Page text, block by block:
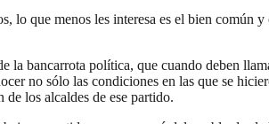
lo que menos les interesa es el bien
la bancarrota política, que cuando deben
no sólo las condiciones en las que se
los alcaldes de ese partido.